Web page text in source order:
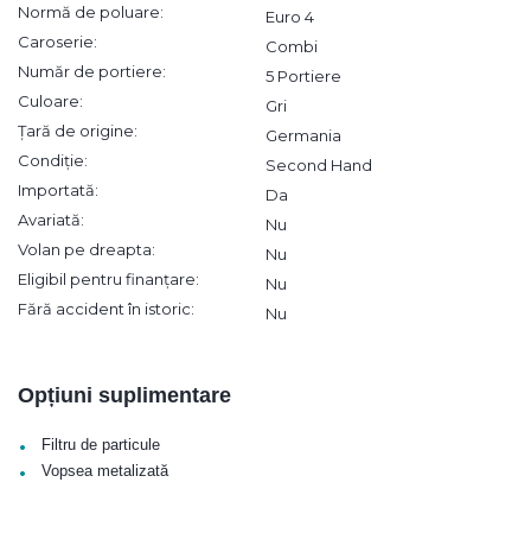
Normă de poluare:
Euro 4
Caroserie:
Combi
Număr de portiere:
5 Portiere
Culoare:
Gri
Țară de origine:
Germania
Condiție:
Second Hand
Importată:
Da
Avariată:
Nu
Volan pe dreapta:
Nu
Eligibil pentru finanțare:
Nu
Fără accident în istoric:
Nu
Opțiuni suplimentare
• Filtru de particule
• Vopsea metalizată